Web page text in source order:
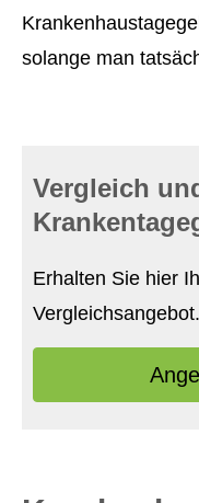
solange man
Vergleich
Erhalten Sie hier
Vergleichsangebot.